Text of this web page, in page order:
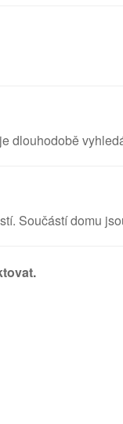
dlouhodobě
Součástí domu